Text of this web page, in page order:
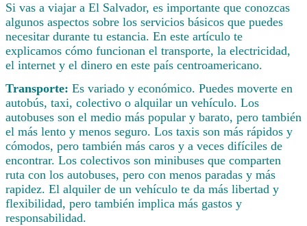
Si vas a viajar a El Salvador, es importante que conozcas
algunos aspectos sobre los servicios básicos que puedes
necesitar durante tu estancia. En este artículo te
explicamos cómo funcionan el transporte, la electricidad,
el internet y el dinero en este país centroamericano.
Transporte: Es variado y económico. Puedes moverte en
autobús, taxi, colectivo o alquilar un vehículo. Los
autobuses son el medio más popular y barato, pero también
el más lento y menos seguro. Los taxis son más rápidos y
cómodos, pero también más caros y a veces difíciles de
encontrar. Los colectivos son minibuses que comparten
ruta con los autobuses, pero con menos paradas y más
rapidez. El alquiler de un vehículo te da más libertad y
flexibilidad, pero también implica más gastos y
responsabilidad.